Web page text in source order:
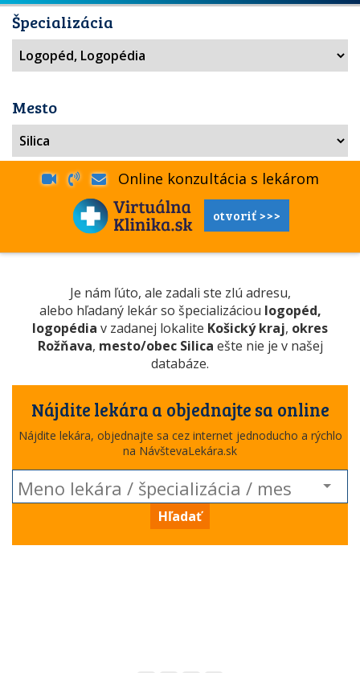
Špecializácia
Mesto
Online konzultácia s lekárom
otvoriť >>>
Je nám ľúto, ale zadali ste zlú adresu,
alebo hľadaný lekár so špecializáciou logopéd,
logopédia v zadanej lokalite Košický kraj, okres
Rožňava, mesto/obec Silica ešte nie je v našej
databáze.
Nájdite lekára a objednajte sa online
Nájdite lekára, objednajte sa cez internet jednoducho a rýchlo
na NávštevaLekára.sk
Hľadať